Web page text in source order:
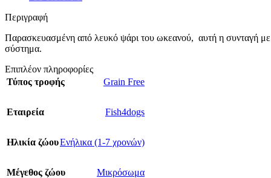
Περιγραφή
Παρασκευασμένη από λευκό ψάρι του ωκεανού, αυτή η συνταγή με
σύστημα.
Επιπλέον πληροφορίες
Τύπος τροφής
Grain Free
Εταιρεία Fish4dogs
Ηλικία ζώουΕνήλικα (1-7 χρονών)
Μέγεθος ζώου
Μικρόσωμα